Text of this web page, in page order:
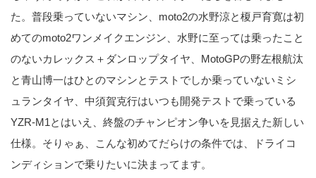
た。普段乗っていないマシン、moto2の水野涼と榎戸育寛は初
めてのmoto2ワンメイクエンジン、水野に至っては乗ったこと
のないカレックス＋ダンロップタイヤ、MotoGPの野左根航汰
と青山博一はひとのマシンとテストでしか乗っていないミシ
ュランタイヤ、中須賀克行はいつも開発テストで乗っている
YZR-M1とはいえ、終盤のチャンピオン争いを見据えた新しい
仕様。そりゃぁ、こんな初めてだらけの条件では、ドライコ
ンディションで乗りたいに決まってます。